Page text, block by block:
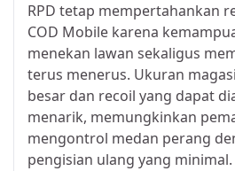
RPD tetap mempertahankan
COD Mobile karena
menekan lawan sekaligus
terus menerus. Ukuran
besar dan recoil yang dapat
menarik, memungkinkan
mengontrol medan perang
pengisian ulang yang minimal.